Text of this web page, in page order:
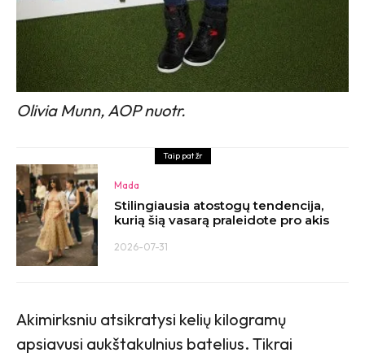
Olivia Munn, AOP nuotr.
Taip pat žr
Mada
Stilingiausia atostogų tendencija,
kurią šią vasarą praleidote pro akis
2026-07-31
Akimirksniu atsikratysi kelių kilogramų
apsiavusi aukštakulnius batelius. Tikrai